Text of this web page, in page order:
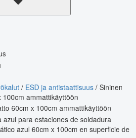
/ ESD ja antistaattisuus / Sininen
ammattikäyttöön